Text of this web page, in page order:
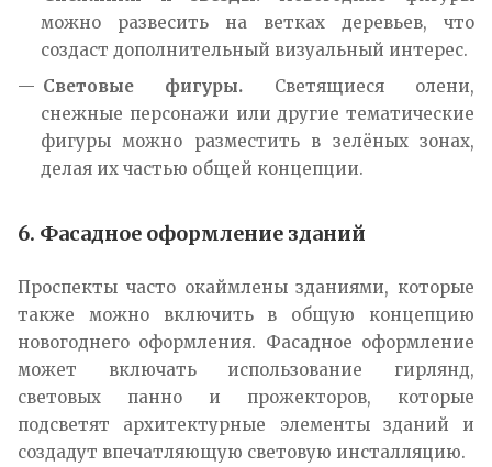
можно развесить на ветках деревьев, что
создаст дополнительный визуальный интерес.
Световые фигуры. Светящиеся олени,
снежные персонажи или другие тематические
фигуры можно разместить в зелёных зонах,
делая их частью общей концепции.
6. Фасадное оформление зданий
Проспекты часто окаймлены зданиями, которые
также можно включить в общую концепцию
новогоднего оформления. Фасадное оформление
может включать использование гирлянд,
световых панно и прожекторов, которые
подсветят архитектурные элементы зданий и
создадут впечатляющую световую инсталляцию.